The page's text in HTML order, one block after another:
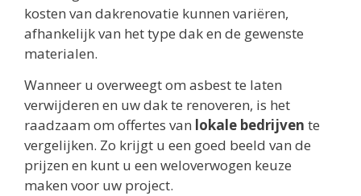
kosten van dakrenovatie kunnen variëren,
afhankelijk van het type dak en de gewenste
materialen.
Wanneer u overweegt om asbest te laten
verwijderen en uw dak te renoveren, is het
raadzaam om offertes van lokale bedrijven te
vergelijken. Zo krijgt u een goed beeld van de
prijzen en kunt u een weloverwogen keuze
maken voor uw project.